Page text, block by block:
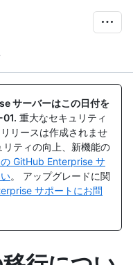
サーバーはこの日付を
. 重大なセキュリティ
リースは作成されませ
ティの向上、新機能の
GitHub Enterprise サ
。 アップグレードに関
サポートにお問